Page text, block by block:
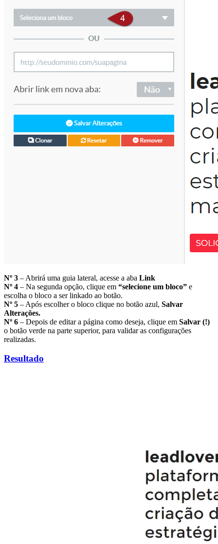
Nº 3 – Abrirá uma guia lateral, acesse a aba Link
Nº 4 – Na segunda opção, clique em “selecione um bloco” e
escolha o bloco a ser linkado ao botão.
Nº 5 – Após escolher o bloco clique no botão azul, Salvar
Alterações.
Nº 6 – Depois de editar a página como deseja, clique em Salvar (!)
o botão verde na parte superior, para validar as configurações
realizadas.
Resultado